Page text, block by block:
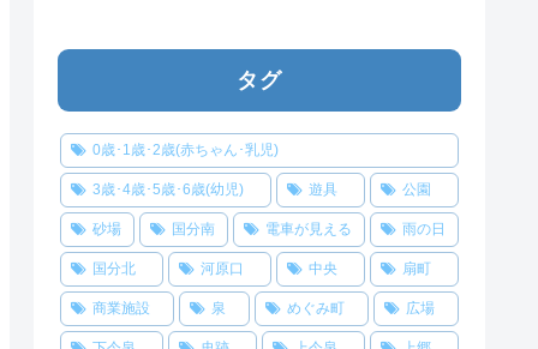
タグ
0歳･1歳･2歳(赤ちゃん･乳児)
3歳･4歳･5歳･6歳(幼児) 遊具 公園
砂場 国分南 電車が見える 雨の日
国分北 河原口 中央 扇町
商業施設 泉 めぐみ町 広場